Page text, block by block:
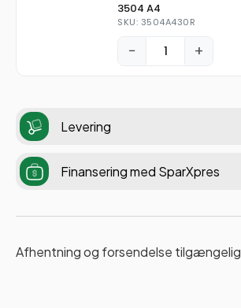
3504 A4
SKU: 3504A430R
− +
Levering
Finansering med SparXpres
Afhentning og forsendelse tilgængelig